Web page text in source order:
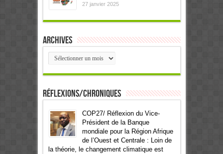
27 janvier 2025
Archives
Archives
Réflexions/Chroniques
COP27/ Réflexion du Vice-
Président de la Banque
mondiale pour la Région Afrique
de l’Ouest et Centrale : Loin de
la théorie, le changement climatique est